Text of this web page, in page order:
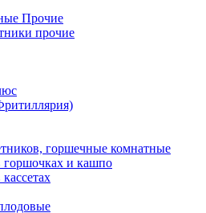
Прочие
прочие
горшечные комнатные
горшочках и кашпо